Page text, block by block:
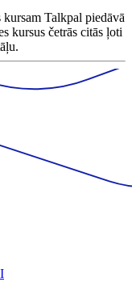
Talkpal piedāvā
kursus četrās citās ļoti